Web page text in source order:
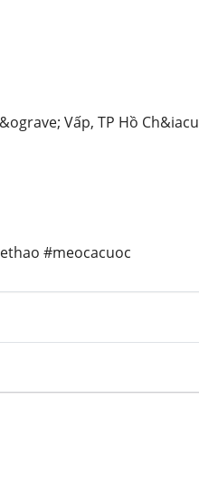
Vấp, TP Hồ
#meocacuoc